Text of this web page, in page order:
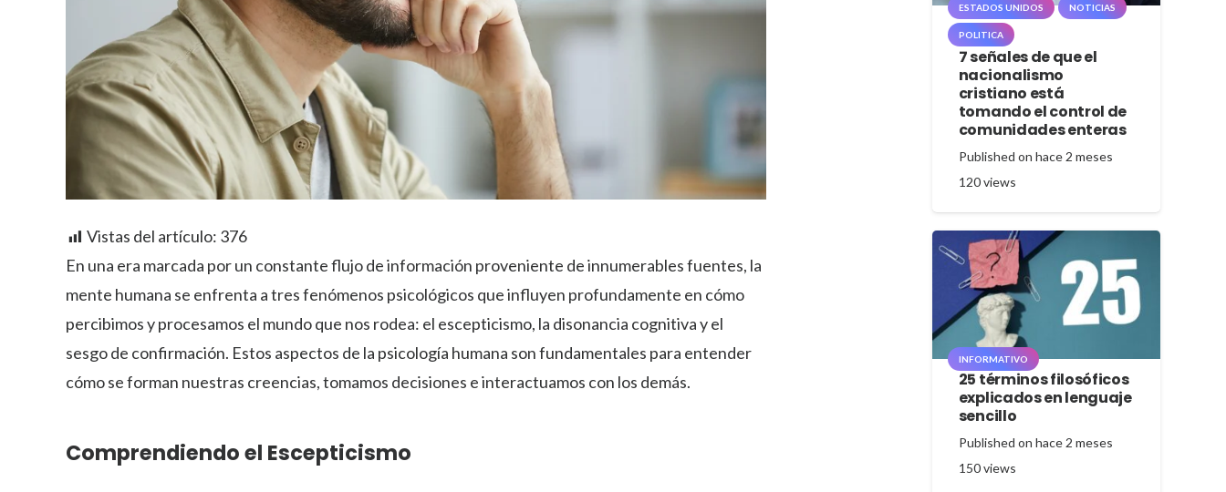
Vistas del artículo: 376
En una era marcada por un constante flujo de información proveniente de innumerables fuentes, la
mente humana se enfrenta a tres fenómenos psicológicos que influyen profundamente en cómo
percibimos y procesamos el mundo que nos rodea: el escepticismo, la disonancia cognitiva y el
sesgo de confirmación. Estos aspectos de la psicología humana son fundamentales para entender
cómo se forman nuestras creencias, tomamos decisiones e interactuamos con los demás.
Comprendiendo el Escepticismo
ESTADOS UNIDOS NOTICIAS
POLITICA
7 señales de que el
nacionalismo
cristiano está
tomando el control de
comunidades enteras
Published on hace 2 meses
120views
INFORMATIVO
25 términos filosóficos
explicados en lenguaje
sencillo
Published on hace 2 meses
150views